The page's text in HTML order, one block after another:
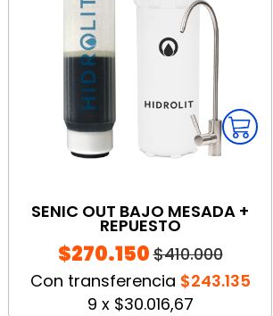
SENIC OUT BAJO MESADA +
REPUESTO
$270.150$410.000
Con transferencia $243.135
9 x $30.016,67